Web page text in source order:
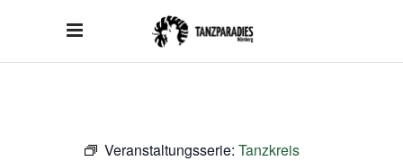
Veranstaltungsserie: Tanzkreis